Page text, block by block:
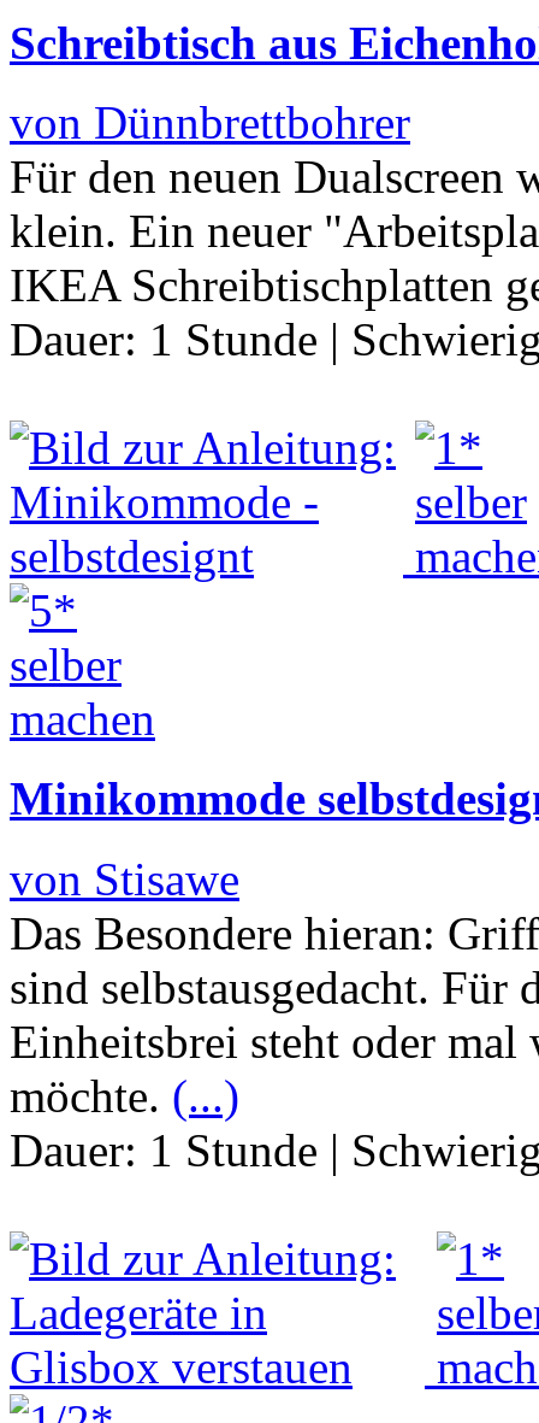
Schreibtisch aus
von Dünnbrettbohrer
Für den neuen Dualscreen
klein. Ein neuer
IKEA Schreibtischplatten
Dauer: 1 Stunde |
Minikommode
von Stisawe
Das Besondere hieran:
sind selbstausgedacht. Für
Einheitsbrei steht oder
möchte. (...)
Dauer: 1 Stunde |